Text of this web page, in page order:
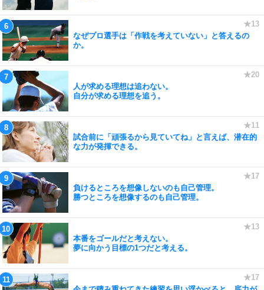
なぜプロ選手は「作戦を考えていない」と答えるの
か。
人が求める理想は追わない。
自分が求める理想を追う。
試合前に「頑張るから見ていてね」と言えば、潜在的
な力が発揮できる。
負けるところを想像しないのも自己管理。
勝つところを想像するのも自己管理。
本番をゴールだと考えない。
夢に向かう目標の1つだと考える。